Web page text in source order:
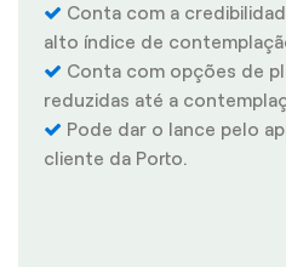
Conta com a
alto índice de
Conta com opções de
reduzidas até a
Pode dar o lance pelo
cliente da Porto.